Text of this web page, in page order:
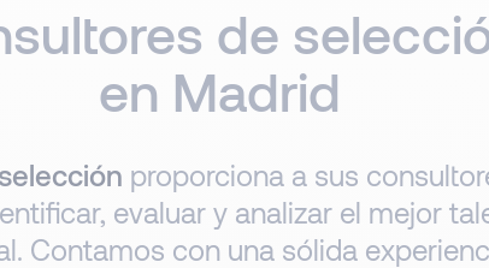
de
en Madrid
proporciona a sus
evaluar y analizar el mejor
Contamos con una sólida